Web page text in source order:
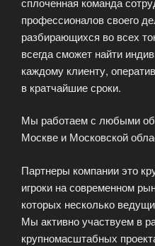
профессионалов своего
разбирающихся во всех
всегда сможет найти
каждому клиенту,
в кратчайшие сроки.
Мы работаем с любыми
Москве и Московской
Партнеры компании это
игроки на современном
которых несколько
Мы активно участвуем в
крупномасштабных